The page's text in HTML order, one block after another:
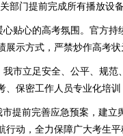
部门提前完成所有播放
贴心的高考氛围。官方
示方式，严禁炒作高考
市立足安全、公平、规
保密工作人员专业化培训
提前完善应急预案，建
动，全力保障广大考生平